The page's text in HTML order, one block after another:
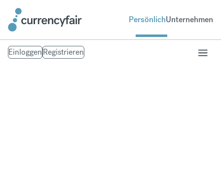
PersönlichUnternehmen
EinloggenRegistrieren